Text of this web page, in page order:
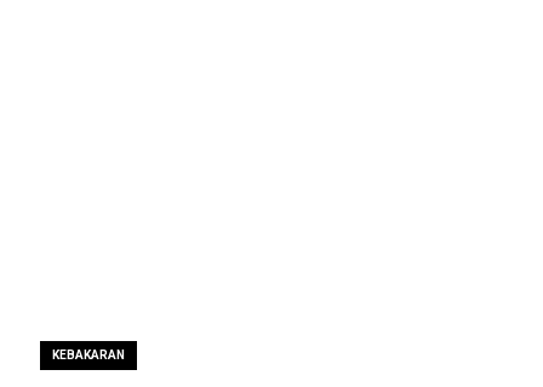
KEBAKARAN